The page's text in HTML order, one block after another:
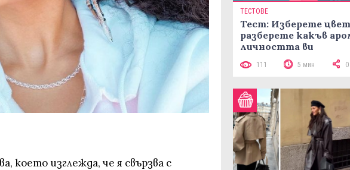
което изглежда, че я свързва с
ТЕСТОВЕ
Тест: Изберете
разберете какъв
личността ви
111 5 мин 0